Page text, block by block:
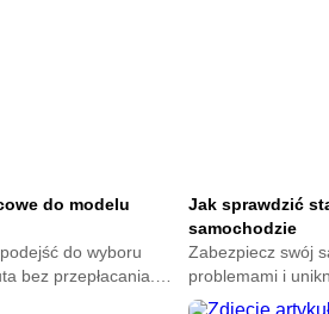
do modelu
do wyboru
bez przepłacania.
błędów, które mogą
Jak sprawdzić
samochodzie
Zabezpiecz swój
problemami i
Poznaj proste